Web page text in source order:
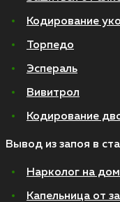
Кодирование
Торпедо
Эспераль
Вивитрол
Кодирование
Вывод из запоя в
Нарколог на дом
Капельница от